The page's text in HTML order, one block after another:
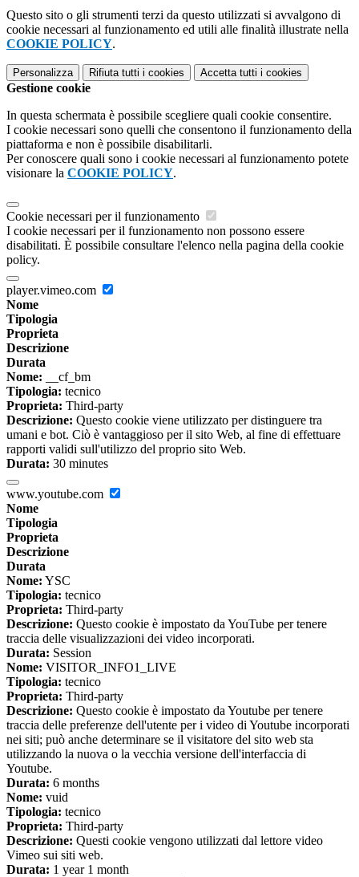
Questo sito o gli strumenti terzi da questo utilizzati si avvalgono di
cookie necessari al funzionamento ed utili alle finalità illustrate nella
COOKIE POLICY.
Personalizza Rifiuta tutti i cookies Accetta tutti i cookies
Gestione cookie
In questa schermata è possibile scegliere quali cookie consentire.
I cookie necessari sono quelli che consentono il funzionamento della
piattaforma e non è possibile disabilitarli.
Per conoscere quali sono i cookie necessari al funzionamento potete
visionare la COOKIE POLICY.
Cookie necessari per il funzionamento
I cookie necessari per il funzionamento non possono essere
disabilitati. È possibile consultare l'elenco nella pagina della cookie
policy.
player.vimeo.com
Nome
Tipologia
Proprieta
Descrizione
Durata
Nome: __cf_bm
Tipologia: tecnico
Proprieta: Third-party
Descrizione: Questo cookie viene utilizzato per distinguere tra
umani e bot. Ciò è vantaggioso per il sito Web, al fine di effettuare
rapporti validi sull'utilizzo del proprio sito Web.
Durata: 30 minutes
www.youtube.com
Nome
Tipologia
Proprieta
Descrizione
Durata
Nome: YSC
Tipologia: tecnico
Proprieta: Third-party
Descrizione: Questo cookie è impostato da YouTube per tenere
traccia delle visualizzazioni dei video incorporati.
Durata: Session
Nome: VISITOR_INFO1_LIVE
Tipologia: tecnico
Proprieta: Third-party
Descrizione: Questo cookie è impostato da Youtube per tenere
traccia delle preferenze dell'utente per i video di Youtube incorporati
nei siti; può anche determinare se il visitatore del sito web sta
utilizzando la nuova o la vecchia versione dell'interfaccia di
Youtube.
Durata: 6 months
Nome: vuid
Tipologia: tecnico
Proprieta: Third-party
Descrizione: Questi cookie vengono utilizzati dal lettore video
Vimeo sui siti web.
Durata: 1 year 1 month